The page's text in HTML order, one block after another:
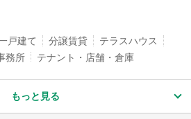
戸建て 分譲賃貸
テラスハウス
務所 テナント・店舗・倉庫
もっと見る